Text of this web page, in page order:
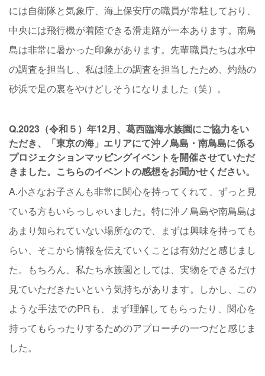
には自衛隊と気象庁、海上保安庁の職員が常駐しており、
中央には飛行機が着陸できる滑走路が一本あります。南鳥
島は非常に暑かった印象があります。先輩職員たちは水中
の調査を担当し、私は陸上の調査を担当したため、灼熱の
砂浜で足の裏をやけどしそうになりました（笑）。
Q.2023（令和５）年12月、葛西臨海水族園にご協力をい
ただき、「東京の海」エリアにて沖ノ鳥島・南鳥島に係る
プロジェクションマッピングイベントを開催させていただ
きました。こちらのイベントの感想をお聞かせください。
A.小さなお子さんも非常に関心を持ってくれて、ずっと見
ている方もいらっしゃいました。特に沖ノ鳥島や南鳥島は
あまり知られていない場所なので、まずは興味を持っても
らい、そこから情報を伝えていくことは有効だと感じまし
た。もちろん、私たち水族園としては、実物をできるだけ
見ていただきたいという気持ちがあります。しかし、この
ような手法でのPRも、まず理解してもらったり、関心を
持ってもらったりするためのアプローチの一つだと感じま
した。